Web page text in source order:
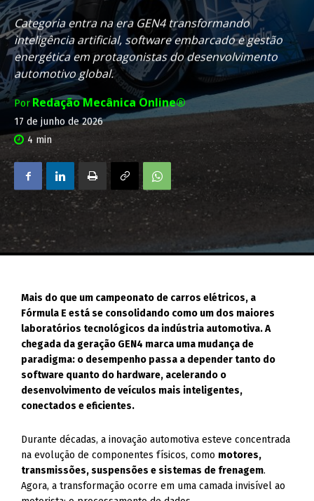
Categoria entra na era GEN4 transformando
inteligência artificial, software embarcado e gestão
energética em protagonistas do desenvolvimento
automotivo global.
Por Redação Mecânica Online®
17 de junho de 2026
4 min
Mais do que um campeonato de carros elétricos, a
Fórmula E está se consolidando como um dos maiores
laboratórios tecnológicos da indústria automotiva. A
chegada da geração GEN4 marca uma mudança de
paradigma: o desempenho passa a depender tanto do
software quanto do hardware, acelerando o
desenvolvimento de veículos mais inteligentes,
conectados e eficientes.
Durante décadas, a inovação automotiva esteve concentrada
na evolução de componentes físicos, como motores,
transmissões, suspensões e sistemas de frenagem.
Agora, a transformação ocorre em uma camada invisível ao